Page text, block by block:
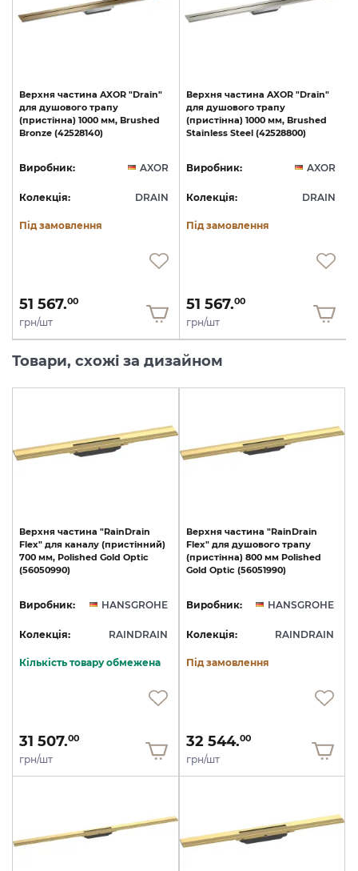
Верхня частина AXOR "Drain"
для душового трапу
(пристінна) 1000 мм, Brushed
Bronze (42528140)
Виробник: AXOR
Колекція: DRAIN
Під замовлення
51 567.00
грн/шт
Верхня частина AXOR "Drain"
для душового трапу
(пристінна) 1000 мм, Brushed
Stainless Steel (42528800)
Виробник: AXOR
Колекція: DRAIN
Під замовлення
51 567.00
грн/шт
Товари, схожі за дизайном
Верхня частина "RainDrain
Flex" для каналу (пристінний)
700 мм, Polished Gold Optic
(56050990)
Виробник: HANSGROHE
Колекція: RAINDRAIN
Кількість товару обмежена
31 507.00
грн/шт
Верхня частина "RainDrain
Flex" для душового трапу
(пристінна) 800 мм Polished
Gold Optic (56051990)
Виробник: HANSGROHE
Колекція: RAINDRAIN
Під замовлення
32 544.00
грн/шт